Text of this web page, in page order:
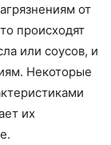
от
происходят
или соусов, и
Некоторые
их